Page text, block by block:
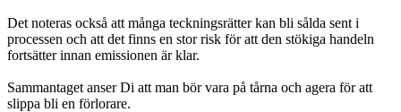
Det noteras också att många teckningsrätter kan bli sålda sent i
processen och att det finns en stor risk för att den stökiga handeln
fortsätter innan emissionen är klar.
Sammantaget anser Di att man bör vara på tårna och agera för att
slippa bli en förlorare.